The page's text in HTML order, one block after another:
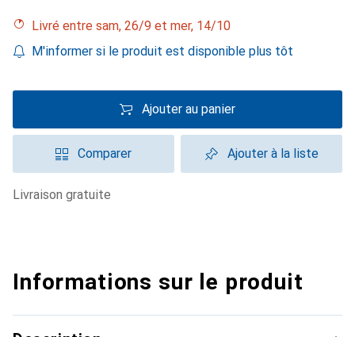
Livré entre sam, 26/9 et mer, 14/10
M'informer si le produit est disponible plus tôt
Ajouter au panier
Comparer Ajouter à la liste
livraison gratuite
Informations sur le produit